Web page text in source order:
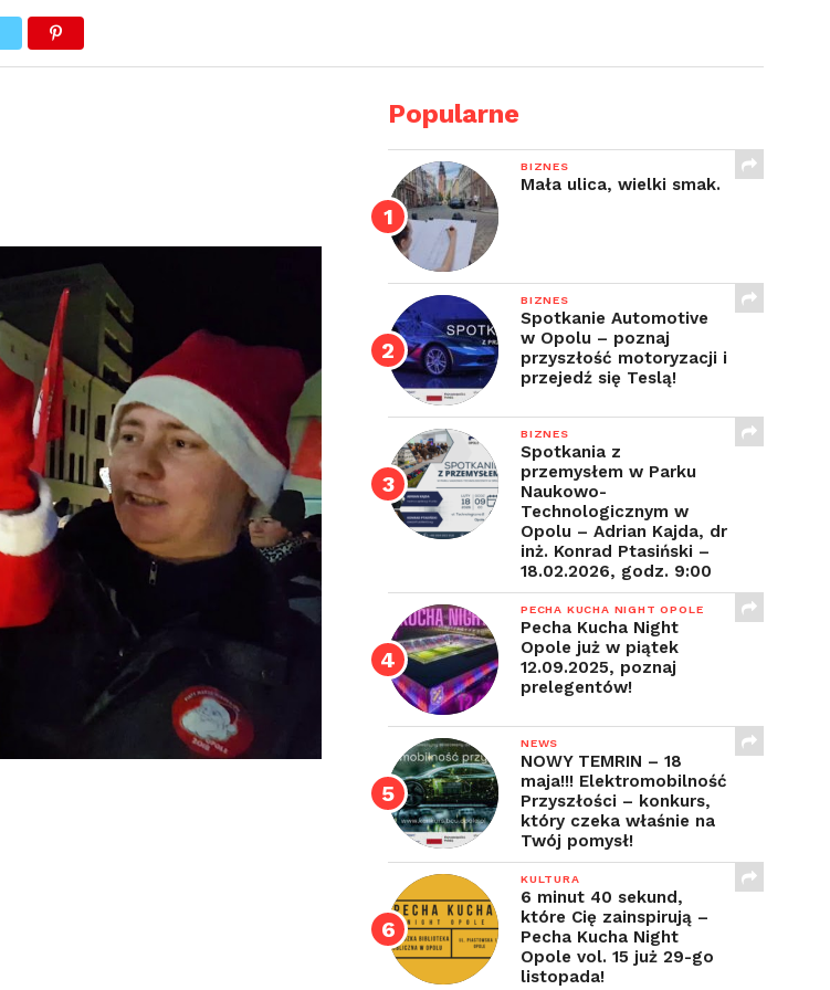
Popularne
BIZNES
Mała ulica, wielki smak.
BIZNES
Spotkanie Automotive
w Opolu – poznaj
przyszłość motoryzacji i
przejedź się Teslą!
BIZNES
Spotkania z
przemysłem w Parku
Naukowo-
Technologicznym w
Opolu – Adrian Kajda, dr
inż. Konrad Ptasiński –
18.02.2026, godz. 9:00
PECHA KUCHA NIGHT OPOLE
Pecha Kucha Night
Opole już w piątek
12.09.2025, poznaj
prelegentów!
NEWS
NOWY TEMRIN – 18
maja!!! Elektromobilność
Przyszłości – konkurs,
który czeka właśnie na
Twój pomysł!
KULTURA
6 minut 40 sekund,
które Cię zainspirują –
Pecha Kucha Night
Opole vol. 15 już 29-go
listopada!